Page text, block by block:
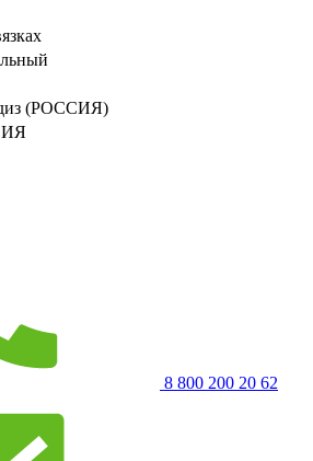
(РОССИЯ)
8 800 200 20 62